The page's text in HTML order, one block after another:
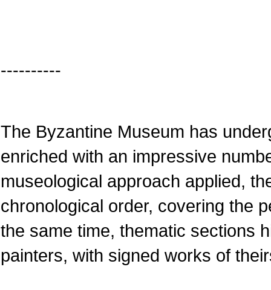
----------
The Byzantine Museum has
enriched with an impressive
museological approach applied,
chronological order, covering the
the same time, thematic sections
painters, with signed works of